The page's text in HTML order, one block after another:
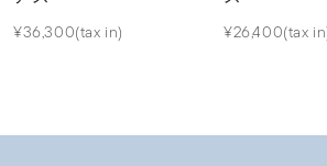
¥36,300(tax in) ¥26,400(tax